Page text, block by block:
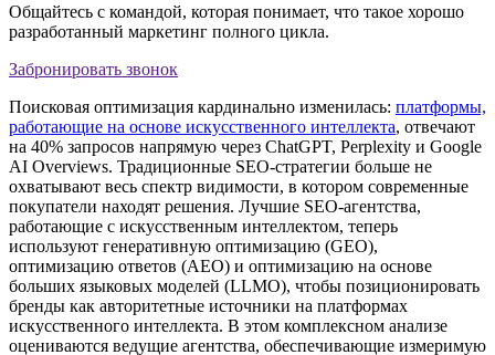
Общайтесь с командой, которая понимает, что такое хорошо
разработанный маркетинг полного цикла.
Забронировать звонок
Поисковая оптимизация кардинально изменилась: платформы,
работающие на основе искусственного интеллекта, отвечают
на 40% запросов напрямую через ChatGPT, Perplexity и Google
AI Overviews. Традиционные SEO-стратегии больше не
охватывают весь спектр видимости, в котором современные
покупатели находят решения. Лучшие SEO-агентства,
работающие с искусственным интеллектом, теперь
используют генеративную оптимизацию (GEO),
оптимизацию ответов (AEO) и оптимизацию на основе
больших языковых моделей (LLMO), чтобы позиционировать
бренды как авторитетные источники на платформах
искусственного интеллекта. В этом комплексном анализе
оцениваются ведущие агентства, обеспечивающие измеримую